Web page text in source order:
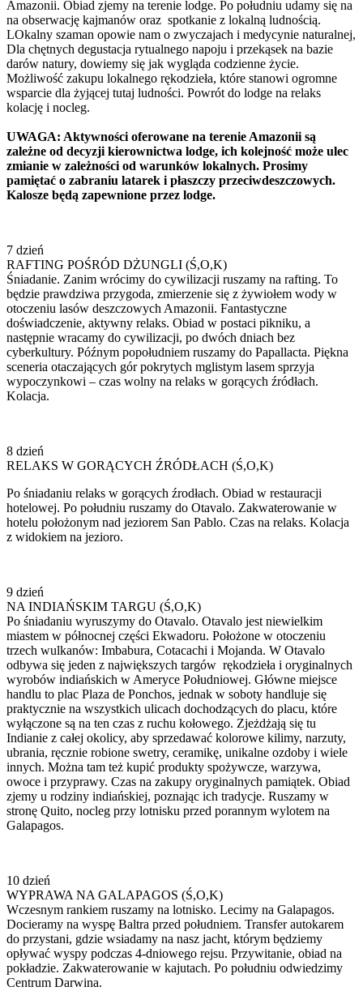
Amazonii. Obiad zjemy na terenie lodge. Po południu udamy się na
na obserwację kajmanów oraz spotkanie z lokalną ludnością.
LOkalny szaman opowie nam o zwyczajach i medycynie naturalnej,
Dla chętnych degustacja rytualnego napoju i przekąsek na bazie
darów natury, dowiemy się jak wygląda codzienne życie.
Możliwość zakupu lokalnego rękodzieła, które stanowi ogromne
wsparcie dla żyjącej tutaj ludności. Powrót do lodge na relaks
kolację i nocleg.
UWAGA: Aktywności oferowane na terenie Amazonii są
zależne od decyzji kierownictwa lodge, ich kolejność może ulec
zmianie w zależności od warunków lokalnych. Prosimy
pamiętać o zabraniu latarek i płaszczy przeciwdeszczowych.
Kalosze będą zapewnione przez lodge.
7 dzień
RAFTING POŚRÓD DŻUNGLI (Ś,O,K)
Śniadanie. Zanim wrócimy do cywilizacji ruszamy na rafting. To
będzie prawdziwa przygoda, zmierzenie się z żywiołem wody w
otoczeniu lasów deszczowych Amazonii. Fantastyczne
doświadczenie, aktywny relaks. Obiad w postaci pikniku, a
następnie wracamy do cywilizacji, po dwóch dniach bez
cyberkultury. Późnym popołudniem ruszamy do Papallacta. Piękna
sceneria otaczających gór pokrytych mglistym lasem sprzyja
wypoczynkowi – czas wolny na relaks w gorących źródłach.
Kolacja.
8 dzień
RELAKS W GORĄCYCH ŹRÓDŁACH (Ś,O,K)
Po śniadaniu relaks w gorących źrodłach. Obiad w restauracji
hotelowej. Po południu ruszamy do Otavalo. Zakwaterowanie w
hotelu położonym nad jeziorem San Pablo. Czas na relaks. Kolacja
z widokiem na jezioro.
9 dzień
NA INDIAŃSKIM TARGU (Ś,O,K)
Po śniadaniu wyruszymy do Otavalo. Otavalo jest niewielkim
miastem w północnej części Ekwadoru. Położone w otoczeniu
trzech wulkanów: Imbabura, Cotacachi i Mojanda. W Otavalo
odbywa się jeden z największych targów rękodzieła i oryginalnych
wyrobów indiańskich w Ameryce Południowej. Główne miejsce
handlu to plac Plaza de Ponchos, jednak w soboty handluje się
praktycznie na wszystkich ulicach dochodzących do placu, które
wyłączone są na ten czas z ruchu kołowego. Zjeżdżają się tu
Indianie z całej okolicy, aby sprzedawać kolorowe kilimy, narzuty,
ubrania, ręcznie robione swetry, ceramikę, unikalne ozdoby i wiele
innych. Można tam też kupić produkty spożywcze, warzywa,
owoce i przyprawy. Czas na zakupy oryginalnych pamiątek. Obiad
zjemy u rodziny indiańskiej, poznając ich tradycje. Ruszamy w
stronę Quito, nocleg przy lotnisku przed porannym wylotem na
Galapagos.
10 dzień
WYPRAWA NA GALAPAGOS (Ś,O,K)
Wczesnym rankiem ruszamy na lotnisko. Lecimy na Galapagos.
Docieramy na wyspę Baltra przed południem. Transfer autokarem
do przystani, gdzie wsiadamy na nasz jacht, którym będziemy
opływać wyspy podczas 4-dniowego rejsu. Przywitanie, obiad na
pokładzie. Zakwaterowanie w kajutach. Po południu odwiedzimy
Centrum Darwina.